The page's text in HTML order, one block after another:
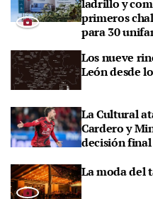
ladrillo y
primeros
para 30
Los nueve
León desde
La Cultural
Cardero y
decisión final
La moda del